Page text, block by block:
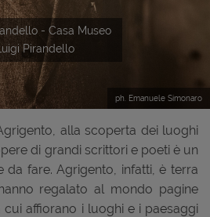
- Casa Museo
Luigi Pirandello
ph. Emanuele Simonaro
alla scoperta dei luoghi
di grandi scrittori e poeti è un
da fare. Agrigento, infatti, è terra
regalato al mondo pagine
cui affiorano i luoghi e i paesaggi